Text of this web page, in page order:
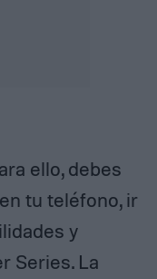
ello, debes
tu teléfono, ir
y
Series. La